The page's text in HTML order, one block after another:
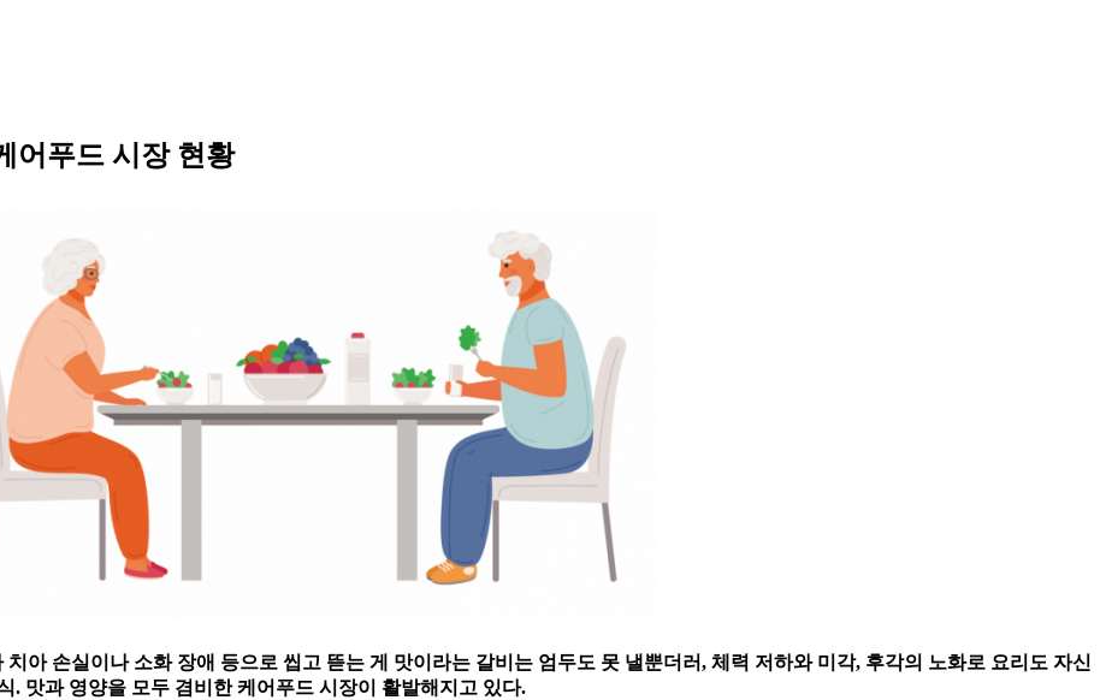
어푸드 시장 현황
아 손실이나 소화 장애 등으로 씹고 뜯는 게 맛이라는 갈비는 엄두도 못 낼뿐더러, 체력 저하와 미각, 후각의 노화로 요리도 자신
. 맛과 영양을 모두 겸비한 케어푸드 시장이 활발해지고 있다.